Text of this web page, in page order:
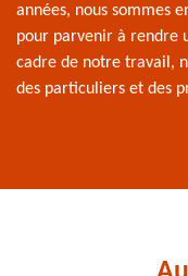
années, nous sommes
pour parvenir à rendre
cadre de notre travail,
des particuliers et des